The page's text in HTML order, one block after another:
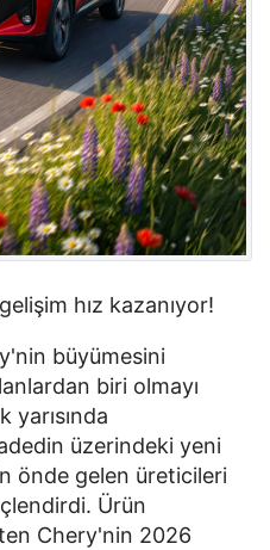
hız kazanıyor!
büyümesini
biri olmayı
yarısında
üzerindeki yeni
önde gelen üreticileri
Ürün
Chery'nin 2026